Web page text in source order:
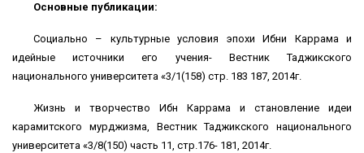
Основные публикации:
Социально – культурные условия эпохи Ибни Каррама и
идейные источники его учения- Вестник Таджикского
национального университета «3/1(158) стр. 183 187, 2014г.
Жизнь и творчество Ибн Каррама и становление идеи
карамитского мурджизма, Вестник Таджикского национального
университета «3/8(150) часть 11, стр.176- 181, 2014г.